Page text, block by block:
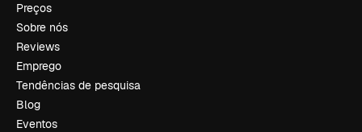
Preços
Sobre nós
Reviews
Emprego
Tendências de pesquisa
Blog
Eventos